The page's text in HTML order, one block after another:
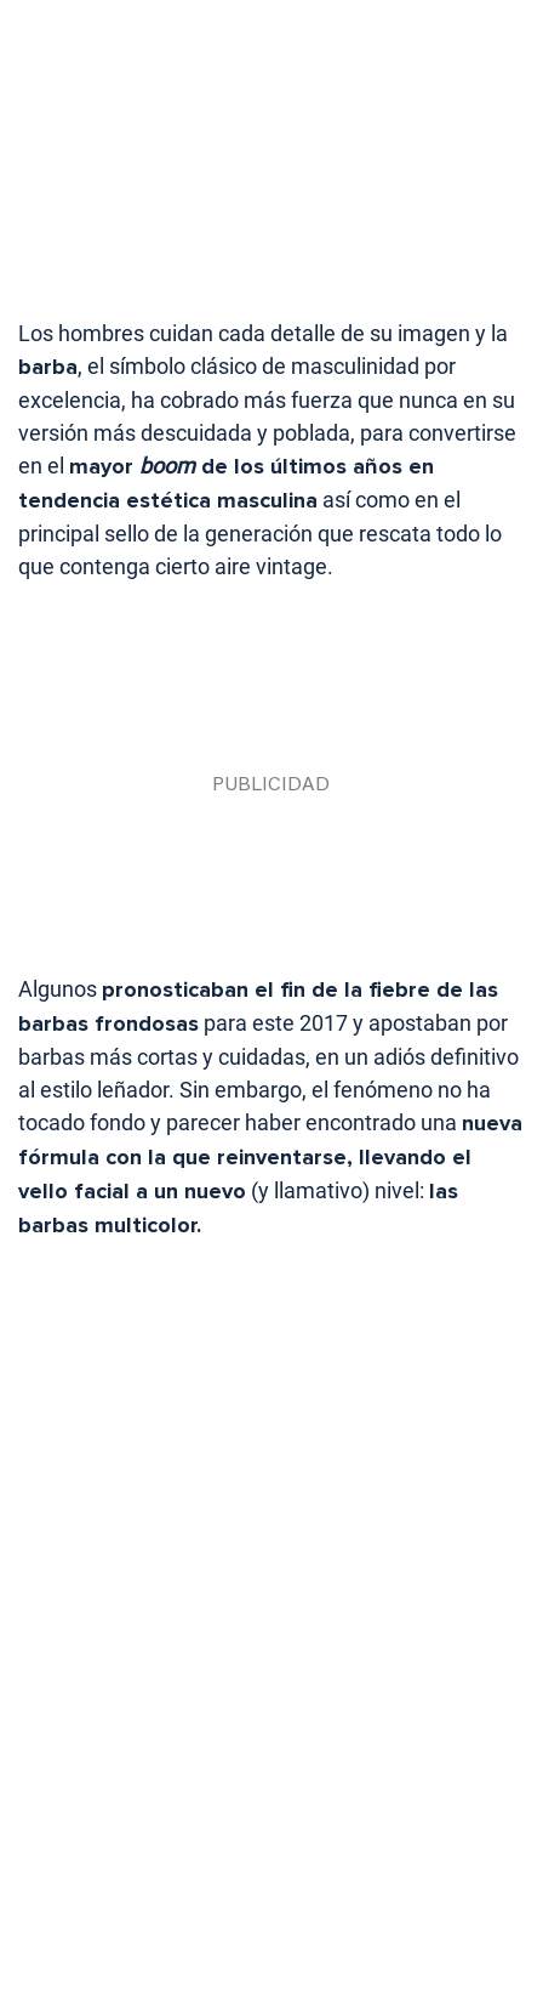
Los hombres cuidan cada detalle de su imagen y la
barba, el símbolo clásico de masculinidad por
excelencia, ha cobrado más fuerza que nunca en su
versión más descuidada y poblada, para convertirse
en el mayor boomde los últimos años en
tendencia estética masculina así como en el
principal sello de la generación que rescata todo lo
que contenga cierto aire vintage.
Algunos pronosticaban el fin de la fiebre de las
barbas frondosas para este 2017 y apostaban por
barbas más cortas y cuidadas, en un adiós definitivo
al estilo leñador. Sin embargo, el fenómeno no ha
tocado fondo y parecer haber encontrado una nueva
fórmula con la que reinventarse, llevando el
vello facial a un nuevo (y llamativo) nivel: las
barbas multicolor.